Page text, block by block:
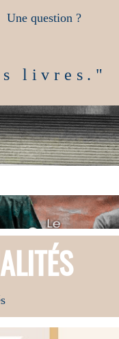
Une question ?
livres."